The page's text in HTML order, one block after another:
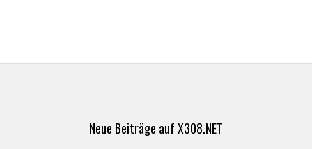
Neue Beiträge auf X308.NET